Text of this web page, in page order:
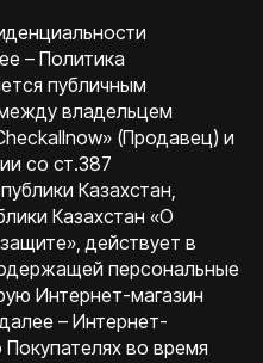
– Политика
публичным
владельцем
(Продавец) и
со ст.387
Казахстан,
Казахстан «О
действует в
персональные
Интернет-магазин
– Интернет-
во время